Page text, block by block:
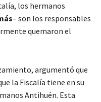
los hermanos
– son los responsables
quemaron el
argumentó que
la Fiscalía tiene en su
Antihuén. Esta